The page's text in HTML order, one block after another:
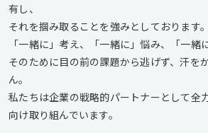
有し、
それを掴み取ることを強みとしております。
「一緒に」考え、「一緒に」悩み、「一緒
そのために目の前の課題から逃げず、汗を
ん。
私たちは企業の戦略的パートナーとして全
向け取り組んでいます。